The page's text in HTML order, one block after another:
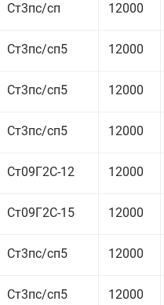
Ст3пс/сп 12000
Ст3пс/сп5 12000
Ст3пс/сп5 12000
Ст3пс/сп5 12000
Ст09Г2С-12 12000
Ст09Г2С-15 12000
Ст3пс/сп5 12000
Ст3пс/сп5 12000